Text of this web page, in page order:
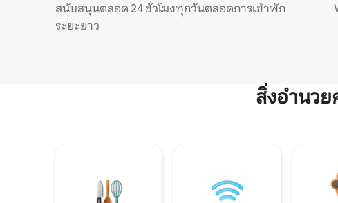
สนับสนุนตลอด 24 ชั่วโมงทุกวันตลอดการเข้าพัก
ระยะยาว
สิ่งอำนว